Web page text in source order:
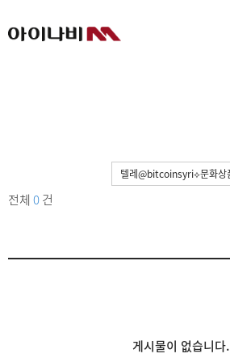
전체 0건
게시물이 없습니다.